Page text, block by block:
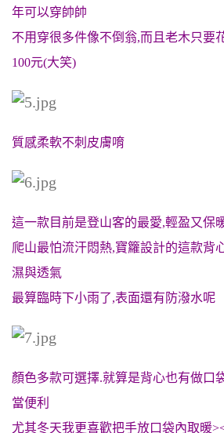
年可以穿帥帥
不用穿很多件像不倒翁,而且老木只要
100元(大笑)
質感柔軟不刺皮膚唷
這一款目前是登山客的最愛,輕盈又保
爬山最怕流汗悶熱,寶籮設計的這款背
濕與透氣
最算臨時下小雨了,表面還有防潑水呢
顏色多款可選擇.就算是背心也有做口
當便利
尤其冬天我更喜歡把手放口袋內取暖